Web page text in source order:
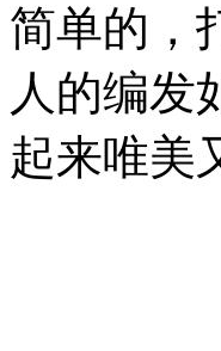
简单的，
人的编发
起来唯美